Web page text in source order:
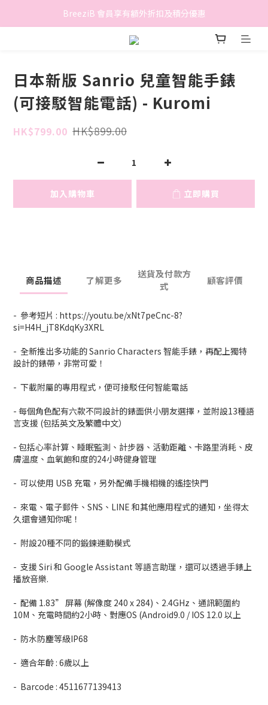
香港地區滿$500免費送貨 (離島區及偏遠地區除外)
BreeziB 會員享有額外折扣及積分優惠
香港地區滿$500免費送貨 (離島區及偏遠地區除外)
日本新版 Sanrio 兒童智能手錶
(可接駁智能電話) - Kuromi
HK$799.00 HK$899.00
加入購物車 立即購買
商品描述 了解更多
送貨及付款方
式
顧客評價
- 參考短片 : https://youtu.be/xNt7peCnc-8?
si=H4H_jT8KdqKy3XRL
- 全新推出多功能的 Sanrio Characters 智能手錶，再配上獨特
設計的錶帶，非常可愛！
- 下載附屬的專用程式，便可接駁任何智能電話
- 每個角色配有六款不同設計的錶面供小朋友選擇，並附設13種語
言支援 (包括英文及繁體中文）
- 包括心率計算、睡眠監測、計步器、活動距離、卡路里消耗、皮
膚溫度、血氧飽和度的24小時健身管理
- 可以使用 USB 充電，另外配備手機相機的遙控快門
- 來電、電子郵件、SNS、LINE 和其他應用程式的通知，坐得太
久還會通知你呢！
- 附設20種不同的鍛鍊運動模式
- 支援 Siri 和 Google Assistant 等語言助理，還可以透過手錶上
播放音樂.
- 配備 1.83” 屏幕 (解像度 240 x 284)、2.4GHz、通訊範圍約
10M、充電時間約2小時、對應OS (Android9.0 / IOS 12.0 以上
- 防水防麈等級IP68
- 適合年齡 : 6歲以上
- Barcode : 4511677139413